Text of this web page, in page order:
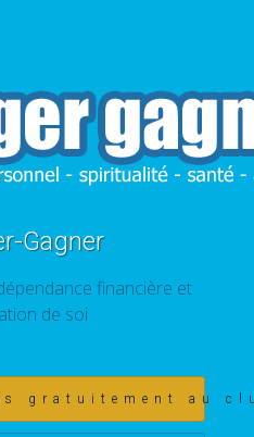
Gagner
financière et
de soi
gratuitement au